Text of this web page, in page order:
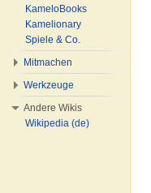
KameloBooks
Kamelionary
Spiele & Co.
Mitmachen
Werkzeuge
Andere Wikis
Wikipedia (de)